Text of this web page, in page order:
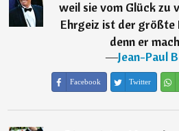
weil sie vom Glück zu
Ehrgeiz ist der größte
denn er
―Jean-Paul
Facebook Twitter